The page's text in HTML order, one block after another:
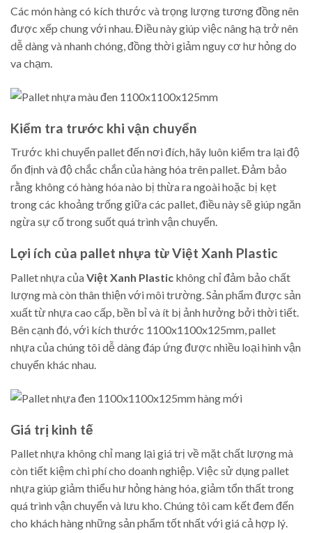
Các món hàng có kích thước và trọng lượng tương đồng nên
được xếp chung với nhau. Điều này giúp việc nâng hạ trở nên
dễ dàng và nhanh chóng, đồng thời giảm nguy cơ hư hỏng do
va chạm.
Kiểm tra trước khi vận chuyển
Trước khi chuyển pallet đến nơi đích, hãy luôn kiểm tra lại độ
ổn định và độ chắc chắn của hàng hóa trên pallet. Đảm bảo
rằng không có hàng hóa nào bị thừa ra ngoài hoặc bị kẹt
trong các khoảng trống giữa các pallet, điều này sẽ giúp ngăn
ngừa sự cố trong suốt quá trình vận chuyển.
Lợi ích của pallet nhựa từ Việt Xanh Plastic
Pallet nhựa củaViệt Xanh Plastic không chỉ đảm bảo chất
lượng mà còn thân thiện với môi trường. Sản phẩm được sản
xuất từ nhựa cao cấp, bền bỉ và ít bị ảnh hưởng bởi thời tiết.
Bên cạnh đó, với kích thước 1100x1100x125mm, pallet
nhựa của chúng tôi dễ dàng đáp ứng được nhiều loại hình vận
chuyển khác nhau.
Giá trị kinh tế
Pallet nhựa không chỉ mang lại giá trị về mặt chất lượng mà
còn tiết kiệm chi phí cho doanh nghiệp. Việc sử dụng pallet
nhựa giúp giảm thiểu hư hỏng hàng hóa, giảm tổn thất trong
quá trình vận chuyển và lưu kho. Chúng tôi cam kết đem đến
cho khách hàng những sản phẩm tốt nhất với giá cả hợp lý.